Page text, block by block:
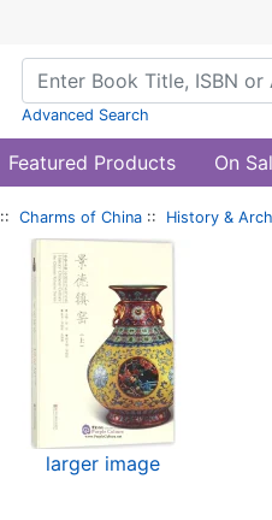
Advanced Search
Featured Products On
:: Charms of China :: History &
larger image